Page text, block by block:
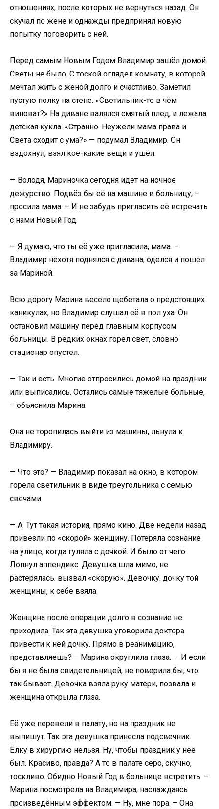
отношениях, после которых не вернуться назад. Он
скучал по жене и однажды предпринял новую
попытку поговорить с ней.
Перед самым Новым Годом Владимир зашёл домой.
Светы не было. С тоской оглядел комнату, в которой
мечтал жить с женой долго и счастливо. Заметил
пустую полку на стене. «Светильник-то в чём
виноват?» На диване валялся смятый плед, и лежала
детская кукла. «Странно. Неужели мама права и
Света сходит с ума?» — подумал Владимир. Он
вздохнул, взял кое-какие вещи и ушёл.
— Володя, Мариночка сегодня идёт на ночное
дежурство. Подвёз бы её на машине в больницу, –
просила мама. – И не забудь пригласить её встречать
с нами Новый Год.
— Я думаю, что ты её уже пригласила, мама. –
Владимир нехотя поднялся с дивана, оделся и пошёл
за Мариной.
Всю дорогу Марина весело щебетала о предстоящих
каникулах, но Владимир слушал её в пол уха. Он
остановил машину перед главным корпусом
больницы. В редких окнах горел свет, словно
стационар опустел.
— Так и есть. Многие отпросились домой на праздник
или выписались. Остались самые тяжелые больные,
– объяснила Марина.
Она не торопилась выйти из машины, льнула к
Владимиру.
— Что это? — Владимир показал на окно, в котором
горела светильник в виде треугольника с семью
свечами.
— А. Тут такая история, прямо кино. Две недели назад
привезли по «скорой» женщину. Потеряла сознание
на улице, когда гуляла с дочкой. И было от чего.
Лопнул аппендикс. Девушка шла мимо, не
растерялась, вызвал «скорую». Девочку, дочку той
женщины, к себе взяла.
Женщина после операции долго в сознание не
приходила. Так эта девушка уговорила доктора
привести к ней дочку. Прямо в реанимацию,
представляешь? – Марина округлила глаза. — И если
бы я не была свидетельницей, не поверила бы, что
так бывает. Девочка взяла руку матери, позвала и
женщина открыла глаза.
Её уже перевели в палату, но на праздник не
выпишут. Так эта девушка принесла подсвечник.
Ёлку в хирургию нельзя. Ну, чтобы праздник у неё
был. Красиво, правда? А то в палате серо, скучно,
тоскливо. Обидно Новый Год в больнице встретить. –
Марина посмотрела на Владимира, наслаждаясь
произведённым эффектом. — Ну, мне пора. – Она